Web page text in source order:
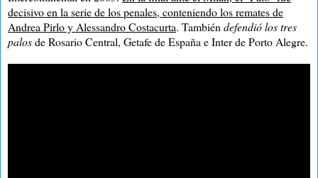
decisivo en la serie de los penales, conteniendo los remates de
Andrea Pirlo y Alessandro Costacurta. También defendió los tres
palosde Rosario Central, Getafe de España e Inter de Porto Alegre.